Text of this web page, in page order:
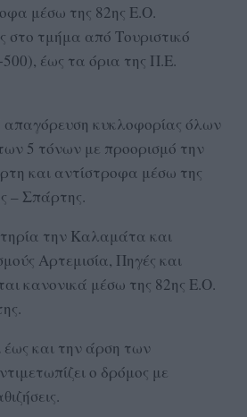
μέσω της 82ης Ε.Ο.
τμήμα από Τουριστικό
έως τα όρια της Π.Ε.
απαγόρευση κυκλοφορίας όλων
5 τόνων με προορισμό την
και αντίστροφα μέσω της
– Σπάρτης.
την Καλαμάτα και
Αρτεμισία, Πηγές και
κανονικά μέσω της 82ης Ε.Ο.
και την άρση των
ο δρόμος με